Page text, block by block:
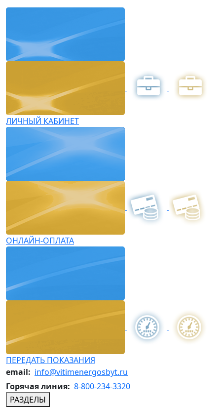
ЛИЧНЫЙ КАБИНЕТ
ОНЛАЙН-ОПЛАТА
ПЕРЕДАТЬ ПОКАЗАНИЯ
email: info@vitimenergosbyt.ru
Горячая линия: 8-800-234-3320
РАЗДЕЛЫ